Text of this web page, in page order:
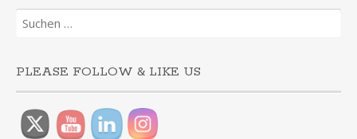
Suchen
nach:
PLEASE FOLLOW & LIKE US